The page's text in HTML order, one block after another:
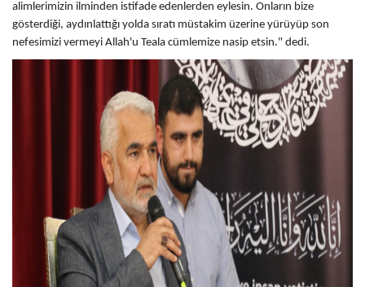
alimlerimizin ilminden istifade edenlerden eylesin. Onların bize
gösterdiği, aydınlattığı yolda sıratı müstakim üzerine yürüyüp son
nefesimizi vermeyi Allah'u Teala cümlemize nasip etsin." dedi.